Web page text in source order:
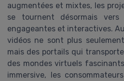
augmentées et mixtes, les
se tournent désormais vers
engageantes et interactives.
vidéos ne sont plus
mais des portails qui
des mondes virtuels
immersive, les